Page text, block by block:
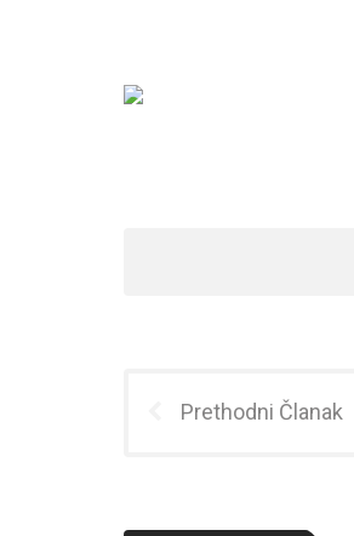
Prethodni Članak